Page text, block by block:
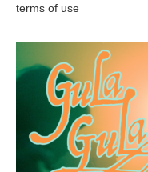
terms of use